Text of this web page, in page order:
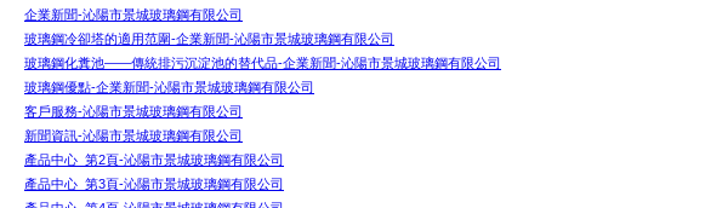
企業新聞-沁陽市景城玻璃鋼有限公司
玻璃鋼冷卻塔的適用范圍-企業新聞-沁陽市景城玻璃鋼有限公司
玻璃鋼化糞池——傳統排污沉淀池的替代品-企業新聞-沁陽市景城玻璃鋼有限公司
玻璃鋼優點-企業新聞-沁陽市景城玻璃鋼有限公司
客戶服務-沁陽市景城玻璃鋼有限公司
新聞資訊-沁陽市景城玻璃鋼有限公司
產品中心_第2頁-沁陽市景城玻璃鋼有限公司
產品中心_第3頁-沁陽市景城玻璃鋼有限公司